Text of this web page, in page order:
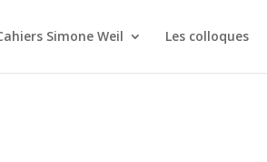
Simone Weil Les colloques